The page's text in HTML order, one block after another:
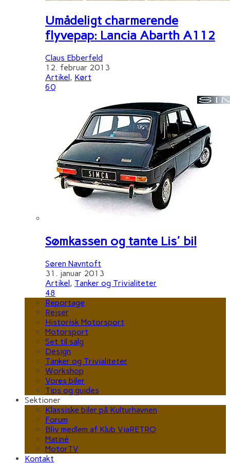
Umådeligt charmerende
flyvepap: Lancia Abarth A112
Claus Ebberfeld
12. februar 2013
Artikel, Kørt
60
Sømkassen og tante Lis' bil
Søren Navntoft
31. januar 2013
Artikel, Tanker og Trivialiteter
48
Reportage
Rejser
Historisk Motorsport
Motorsport
Set til salg
Design
Tanker og Trivialiteter
Workshop
Vores biler
Tips og guides
Sektioner
Klassiske biler på Kulturhavnen
Forum
Bliv medlem af Klub ViaRETRO
Matiné
MotorTV
Kontakt